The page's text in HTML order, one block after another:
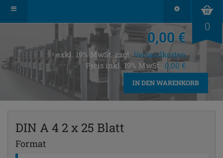
0
0,00 €
exkl. 19% MwSt. zzgl. Versandkosten
Preis inkl. 19% MwSt.: 0,00 €
IN DEN WARENKORB
DIN A 4 2 x 25 Blatt
Format